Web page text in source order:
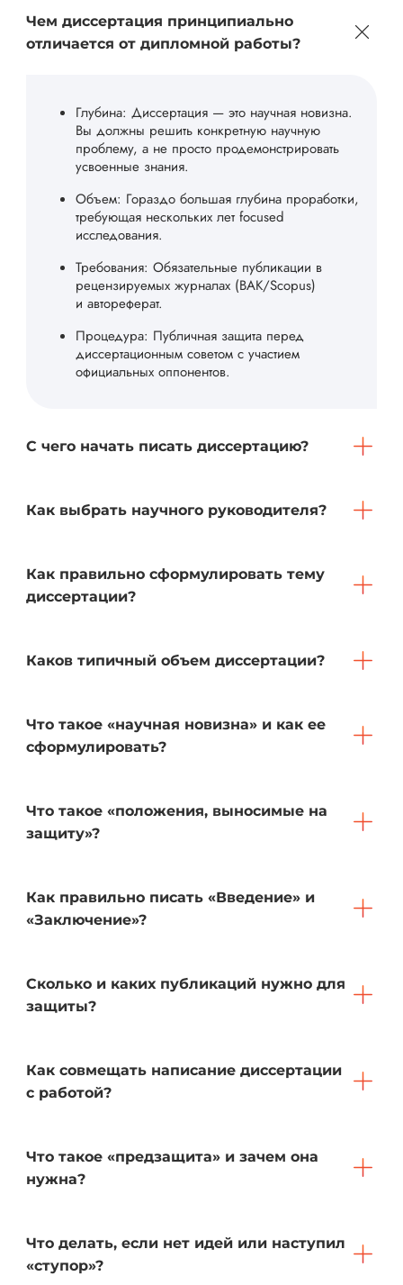
Чем диссертация принципиально
отличается от дипломной работы?
Глубина: Диссертация — это научная новизна.
Вы должны решить конкретную научную
проблему, а не просто продемонстрировать
усвоенные знания.
Объем: Гораздо большая глубина проработки,
требующая нескольких лет focused
исследования.
Требования: Обязательные публикации в
рецензируемых журналах (ВАК/Scopus)
и автореферат.
Процедура: Публичная защита перед
диссертационным советом с участием
официальных оппонентов.
С чего начать писать диссертацию?
Как выбрать научного руководителя?
Как правильно сформулировать тему
диссертации?
Каков типичный объем диссертации?
Что такое «научная новизна» и как ее
сформулировать?
Что такое «положения, выносимые на
защиту»?
Как правильно писать «Введение» и
«Заключение»?
Сколько и каких публикаций нужно для
защиты?
Как совмещать написание диссертации
с работой?
Что такое «предзащита» и зачем она
нужна?
Что делать, если нет идей или наступил
«ступор»?